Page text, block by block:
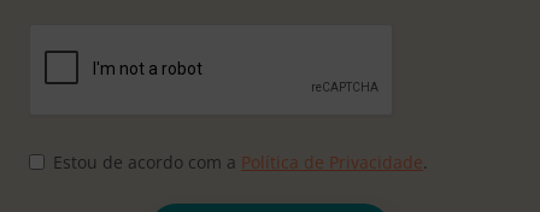
Estou de acordo com a Política de Privacidade.